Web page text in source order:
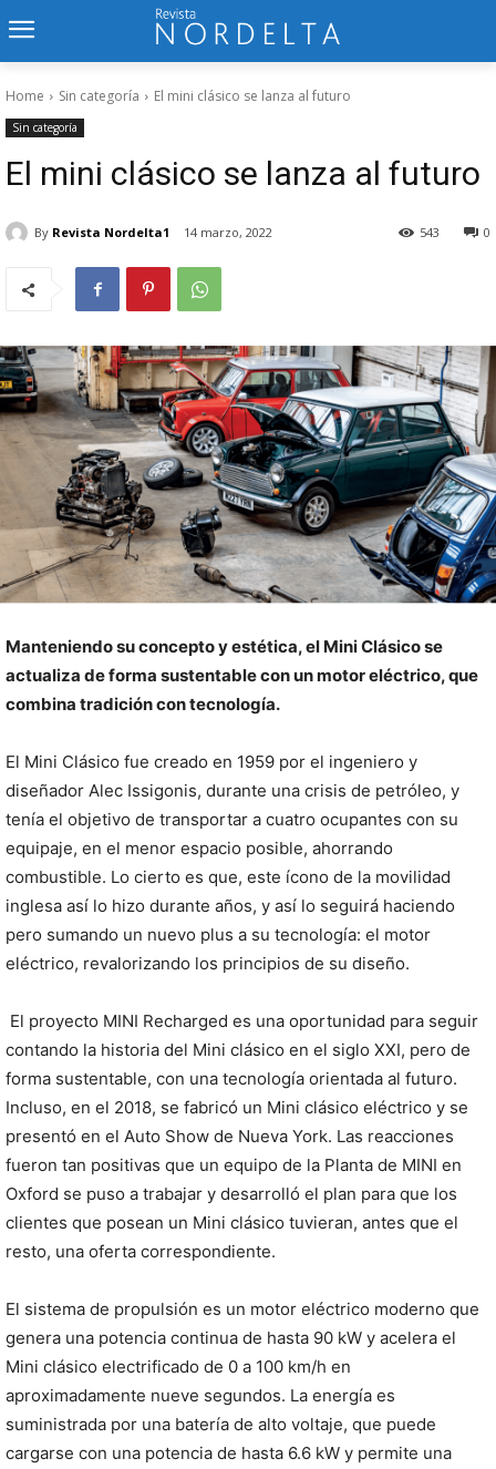
Home Sin categoría El mini clásico se lanza al futuro
Sin categoría
El mini clásico se lanza al futuro
By Revista Nordelta1 14 marzo, 2022 0
543
Manteniendo su concepto y estética, el Mini Clásico se
actualiza de forma sustentable con un motor eléctrico, que
combina tradición con tecnología.
El Mini Clásico fue creado en 1959 por el ingeniero y
diseñador Alec Issigonis, durante una crisis de petróleo, y
tenía el objetivo de transportar a cuatro ocupantes con su
equipaje, en el menor espacio posible, ahorrando
combustible. Lo cierto es que, este ícono de la movilidad
inglesa así lo hizo durante años, y así lo seguirá haciendo
pero sumando un nuevo plus a su tecnología: el motor
eléctrico, revalorizando los principios de su diseño.
El proyecto MINI Recharged es una oportunidad para seguir
contando la historia del Mini clásico en el siglo XXI, pero de
forma sustentable, con una tecnología orientada al futuro.
Incluso, en el 2018, se fabricó un Mini clásico eléctrico y se
presentó en el Auto Show de Nueva York. Las reacciones
fueron tan positivas que un equipo de la Planta de MINI en
Oxford se puso a trabajar y desarrolló el plan para que los
clientes que posean un Mini clásico tuvieran, antes que el
resto, una oferta correspondiente.
El sistema de propulsión es un motor eléctrico moderno que
genera una potencia continua de hasta 90 kW y acelera el
Mini clásico electrificado de 0 a 100 km/h en
aproximadamente nueve segundos. La energía es
suministrada por una batería de alto voltaje, que puede
cargarse con una potencia de hasta 6.6 kW y permite una